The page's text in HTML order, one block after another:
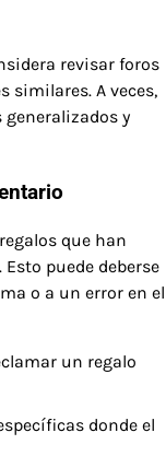
revisar foros
similares. A veces,
generalizados y
que han
puede deberse
o a un error en el
un regalo
donde el